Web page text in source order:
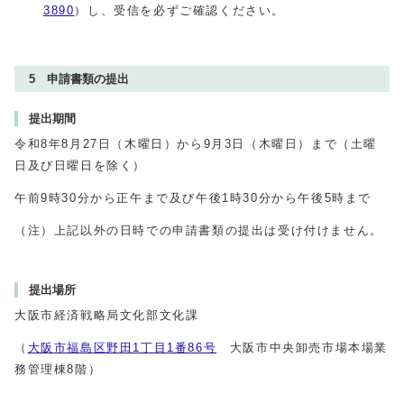
3890 ）し、受信を必ずご確認ください。
5 申請書類の提出
提出期間
令和8年8月27日（木曜日）から9月3日（木曜日）まで（土曜
日及び日曜日を除く）
午前9時30分から正午まで及び午後1時30分から午後5時まで
（注）上記以外の日時での申請書類の提出は受け付けません。
提出場所
大阪市経済戦略局文化部文化課
（ 大阪市福島区野田1丁目1番86号 大阪市中央卸売市場本場業
務管理棟8階）